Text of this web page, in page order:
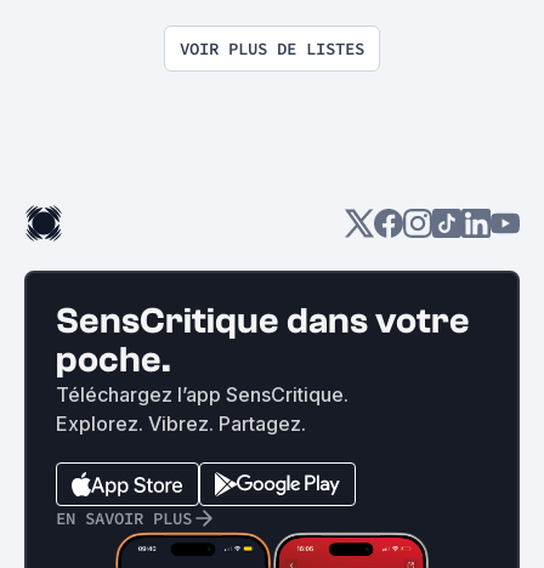
VOIR PLUS DE LISTES
SensCritique dans votre
poche.
Téléchargez l’app SensCritique.
Explorez. Vibrez. Partagez.
EN SAVOIR PLUS